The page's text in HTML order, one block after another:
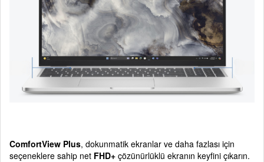
ComfortView Plus, dokunmatik ekranlar ve daha fazlası için
seçeneklere sahip net FHD+ çözünürlüklü ekranın keyfini çıkarın.